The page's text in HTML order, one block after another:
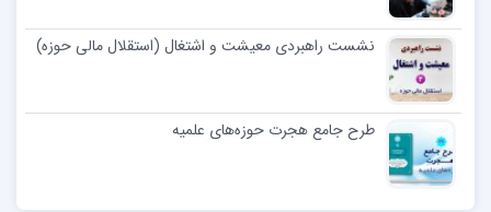
نشست راهبردی معیشت و اشتغال (استقلال مالی حوزه)
طرح جامع هجرت حوزه‌های علمیه